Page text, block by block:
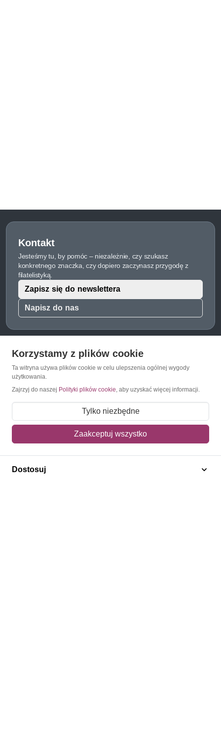
Kontakt
Jesteśmy tu, by pomóc – niezależnie, czy szukasz
konkretnego znaczka, czy dopiero zaczynasz przygodę z
filatelistyką.
Napisz do nas
Zapisz się do newslettera
O Znaczkopol.pl
O nas
Blog
Regulamin
Polityka prywatności
Mapa strony
Kontakt
Korzystamy z plików cookie
Ta witryna używa plików cookie w celu ulepszenia ogólnej wygody
użytkowania.
Zajrzyj do naszej Polityki plików cookie, aby uzyskać więcej informacji.
Tylko niezbędne
Zaakceptuj wszystko
Dostosuj